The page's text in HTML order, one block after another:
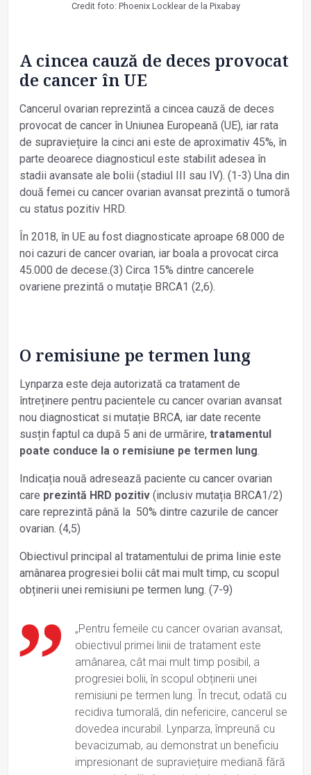
Credit foto: Phoenix Locklear de la Pixabay
A cincea cauză de deces provocat
de cancer în UE
Cancerul ovarian reprezintă a cincea cauză de deces
provocat de cancer în Uniunea Europeană (UE), iar rata
de supraviețuire la cinci ani este de aproximativ 45%, în
parte deoarece diagnosticul este stabilit adesea în
stadii avansate ale bolii (stadiul III sau IV). (1-3) Una din
două femei cu cancer ovarian avansat prezintă o tumoră
cu status pozitiv HRD.
În 2018, în UE au fost diagnosticate aproape 68.000 de
noi cazuri de cancer ovarian, iar boala a provocat circa
45.000 de decese.(3) Circa 15% dintre cancerele
ovariene prezintă o mutație BRCA1 (2,6).
O remisiune pe termen lung
Lynparza este deja autorizată ca tratament de
întreținere pentru pacientele cu cancer ovarian avansat
nou diagnosticat si mutație BRCA, iar date recente
susțin faptul ca după 5 ani de urmărire, tratamentul
poate conduce la o remisiune pe termen lung.
Indicația nouă adresează paciente cu cancer ovarian
care prezintă HRD pozitiv (inclusiv mutația BRCA1/2)
care reprezintă până la 50% dintre cazurile de cancer
ovarian. (4,5)
Obiectivul principal al tratamentului de prima linie este
amânarea progresiei bolii cât mai mult timp, cu scopul
obținerii unei remisiuni pe termen lung. (7-9)
„Pentru femeile cu cancer ovarian avansat,
obiectivul primei linii de tratament este
amânarea, cât mai mult timp posibil, a
progresiei bolii, în scopul obținerii unei
remisiuni pe termen lung. În trecut, odată cu
recidiva tumorală, din nefericire, cancerul se
dovedea incurabil. Lynparza, împreună cu
bevacizumab, au demonstrat un beneficiu
impresionant de supraviețuire mediană fără